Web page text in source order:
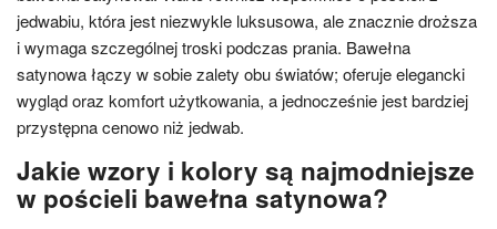
jedwabiu, która jest niezwykle luksusowa, ale znacznie droższa
i wymaga szczególnej troski podczas prania. Bawełna
satynowa łączy w sobie zalety obu światów; oferuje elegancki
wygląd oraz komfort użytkowania, a jednocześnie jest bardziej
przystępna cenowo niż jedwab.
Jakie wzory i kolory są najmodniejsze
w pościeli bawełna satynowa?